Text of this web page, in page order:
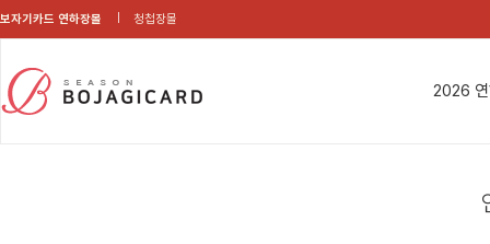
보자기카드 연하장몰 청첩장몰
2026